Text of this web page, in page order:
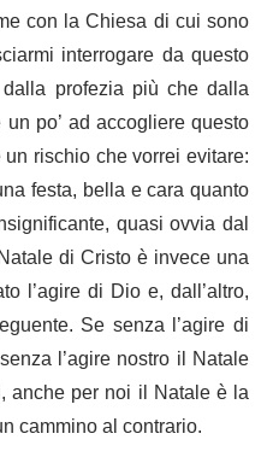
con la Chiesa di cui sono
interrogare da questo
profezia più che dalla
po’ ad accogliere questo
rischio che vorrei evitare:
festa, bella e cara quanto
quasi ovvia dal
di Cristo è invece una
l’agire di Dio e, dall’altro,
Se senza l’agire di
l’agire nostro il Natale
anche per noi il Natale è la
cammino al contrario.